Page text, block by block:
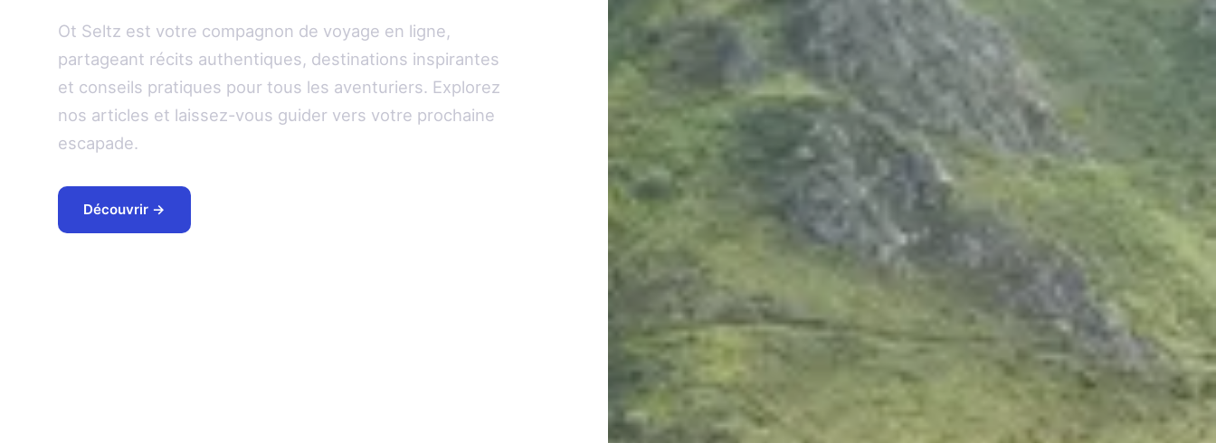
Ot Seltz est votre compagnon de voyage en ligne,
partageant récits authentiques, destinations inspirantes
et conseils pratiques pour tous les aventuriers. Explorez
nos articles et laissez-vous guider vers votre prochaine
escapade.
Découvrir →